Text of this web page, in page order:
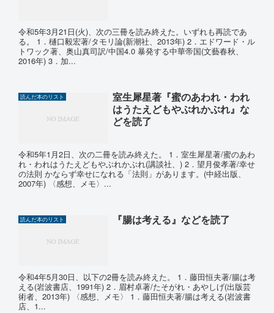
令和5年3月21日(火)、次の三冊を読み終えた。いずれも再読であ
る。 1．樋口毅宏著/タモリ論(新潮社、2013年) 2．エドワード・ル
トワック著、奥山真司訳/中国4.0 暴発する中華帝国(文藝春秋、
2016年) 3．加...
読んだ本のリスト
室生犀星著『蜜のあわれ・われ
はうたえどもやぶれかぶれ』な
どを読了
令和5年1月2日、次の二冊を読み終えた。 1．室生犀星著/蜜のあわ
れ・われはうたえどもやぶれかぶれ(講談社、) 2．望月俊孝著/幸せ
の法則 かならず幸せになれる「法則」があります。(中経出版、
2007年) 〈感想、メモ〉...
読んだ本のリスト 『腸は考える』などを読了
令和4年5月30日、以下の2冊を読み終えた。 1．藤田恒夫著/腸は考
える(岩波書店、1991年) 2．眉村卓著/たそがれ・あやしげ(出版芸
術者、2013年) 〈感想、メモ〉 1．藤田恒夫著/腸は考える(岩波書
店、1...